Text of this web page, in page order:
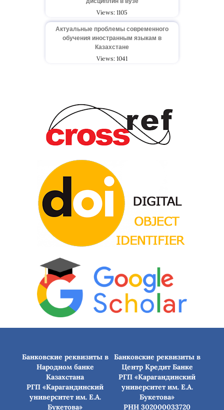
Views: 1105
Актуальные проблемы современного
обучения иностранным языкам в
Казахстане
Views: 1041
Банковские реквизиты в
Народном банке
Казахстана
РГП «Карагандинский
университет им. Е.А.
Букетова»
Банковские реквизиты в
Центр Кредит Банке
РГП «Карагандинский
университет им. Е.А.
Букетова»
РНН 302000033720